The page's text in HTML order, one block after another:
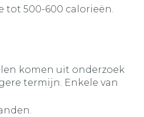
tot 500-600 calorieën.
komen uit onderzoek
termijn. Enkele van